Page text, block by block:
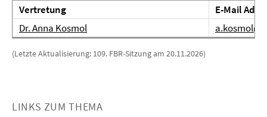
Vertretung
E-Mail
Dr. Anna Kosmol
(Letzte Aktualisierung: 109. FBR-Sitzung am 20.11.2026)
LINKS ZUM THEMA